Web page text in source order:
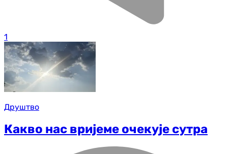
1
Друштво
Какво нас вријеме очекује сутра